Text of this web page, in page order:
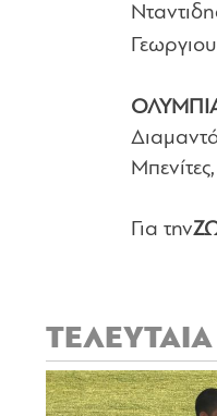
Για την